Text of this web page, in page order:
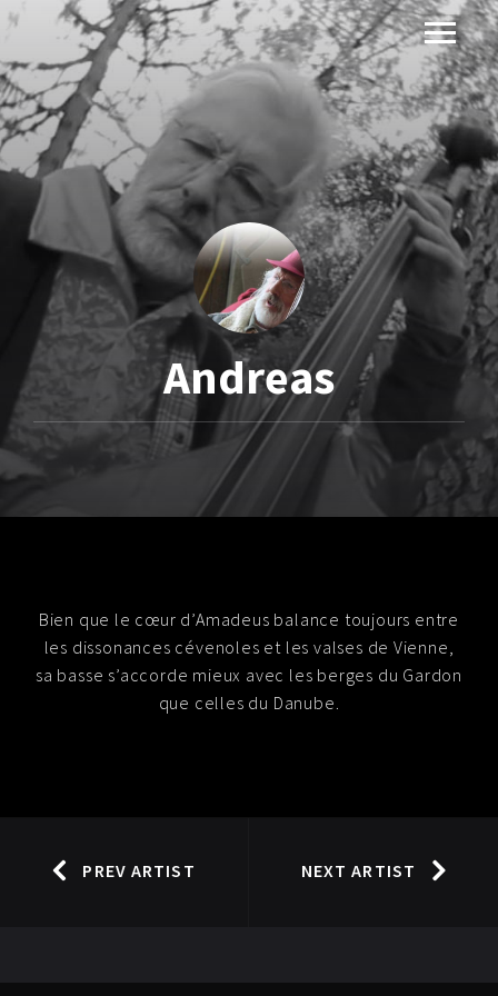
Andreas
Bien que le cœur d’Amadeus balance toujours entre
les dissonances cévenoles et les valses de Vienne,
sa basse s’accorde mieux avec les berges du Gardon
que celles du Danube.
PREV ARTIST NEXT ARTIST